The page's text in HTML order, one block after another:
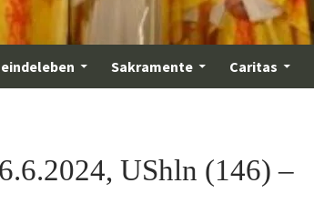
Sakramente Caritas
UShln (146) –